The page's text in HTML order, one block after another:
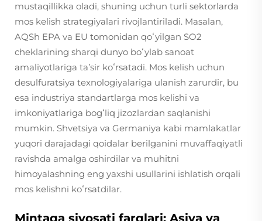
mustaqillikka oladi, shuning uchun turli sektorlarda
mos kelish strategiyalari rivojlantiriladi. Masalan,
AQSh EPA va EU tomonidan qoʻyilgan SO2
cheklarining sharqi dunyo boʻylab sanoat
amaliyotlariga taʼsir koʻrsatadi. Mos kelish uchun
desulfuratsiya texnologiyalariga ulanish zarurdir, bu
esa industriya standartlarga mos kelishi va
imkoniyatlariga bogʻliq jizozlardan saqlanishi
mumkin. Shvetsiya va Germaniya kabi mamlakatlar
yuqori darajadagi qoidalar berilganini muvaffaqiyatli
ravishda amalga oshirdilar va muhitni
himoyalashning eng yaxshi usullarini ishlatish orqali
mos kelishni koʻrsatdilar.
Mintaqa siyosati farqlari: Asiya va